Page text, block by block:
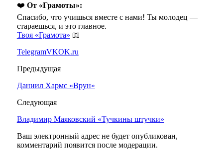
❤️ От «Грамоты»:
Спасибо, что учишься вместе с нами! Ты молодец —
стараешься, и это главное.
Твоя «Грамота» 📖
TelegramVKOK.ru
Предыдущая
Даниил Хармс «Врун»
Следующая
Владимир Маяковский «Тучкины штучки»
Ваш электронный адрес не будет опубликован,
комментарий появится после модерации.